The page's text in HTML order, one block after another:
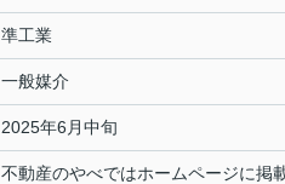
準工業
一般媒介
2025年6月中旬
不動産のやべではホームページに掲